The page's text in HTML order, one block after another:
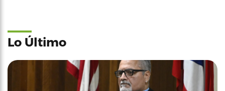
Lo Último